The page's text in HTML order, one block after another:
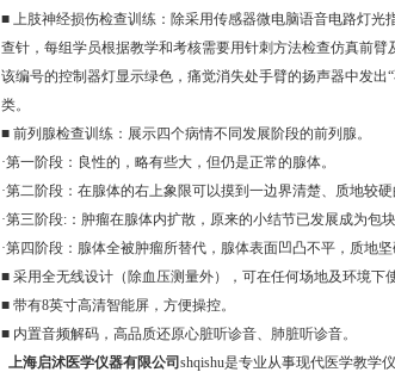
■ 上肢神经损伤检查训练：除采用传感器微电脑语音电路灯
查针，每组学员根据教学和考核需要用针刺方法检查仿真前
该编号的控制器灯显示绿色，痛觉消失处手臂的扬声器中发
类。
■ 前列腺检查训练：展示四个病情不同发展阶段的前列腺。
·第一阶段：良性的，略有些大，但仍是正常的腺体。
·第二阶段：在腺体的右上象限可以摸到一边界清楚、质地较
·第三阶段:：肿瘤在腺体内扩散，原来的小结节已发展成为包块
·第四阶段：腺体全被肿瘤所替代，腺体表面凹凸不平，质地坚
■ 采用全无线设计（除血压测量外），可在任何场地及环境下
■ 带有8英寸高清智能屏，方便操控。
■ 内置音频解码，高品质还原心脏听诊音、肺脏听诊音。
上海启沭医学仪器有限公司 shqishu是专业从事现代医学教学